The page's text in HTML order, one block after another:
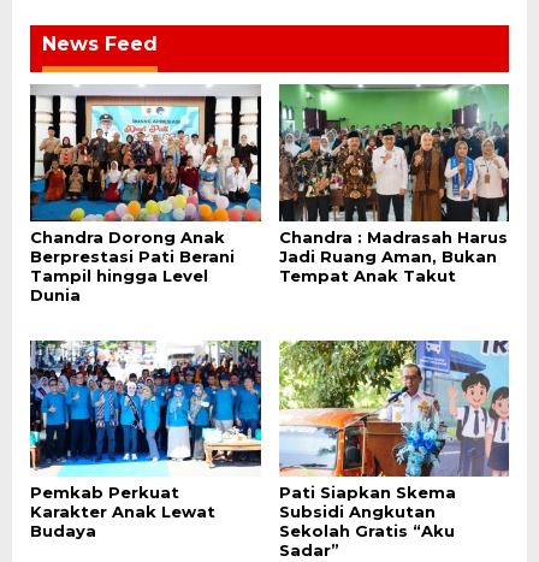
News Feed
Chandra Dorong Anak
Berprestasi Pati Berani
Tampil hingga Level
Dunia
Chandra : Madrasah Harus
Jadi Ruang Aman, Bukan
Tempat Anak Takut
Pemkab Perkuat
Karakter Anak Lewat
Budaya
Pati Siapkan Skema
Subsidi Angkutan
Sekolah Gratis “Aku
Sadar”